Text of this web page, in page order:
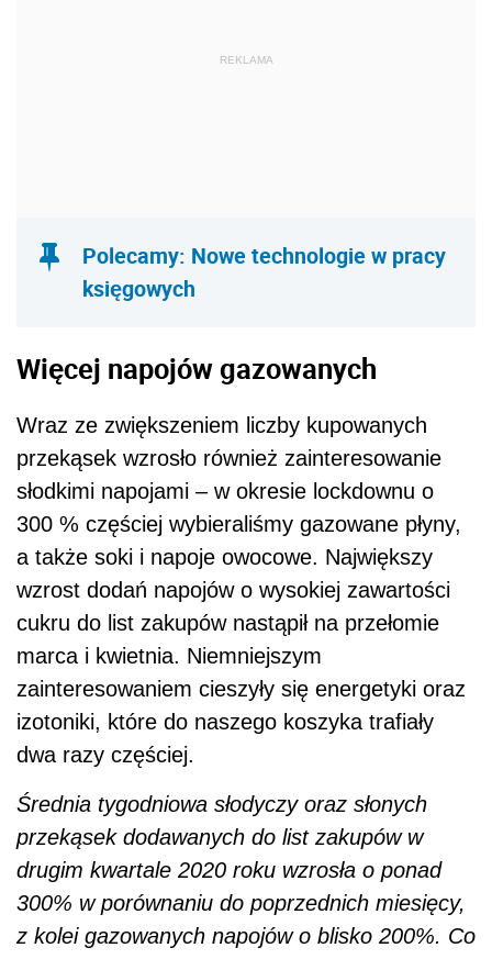
REKLAMA
Polecamy: Nowe technologie w pracy
księgowych
Więcej napojów gazowanych
Wraz ze zwiększeniem liczby kupowanych
przekąsek wzrosło również zainteresowanie
słodkimi napojami – w okresie lockdownu o
300 % częściej wybieraliśmy gazowane płyny,
a także soki i napoje owocowe. Największy
wzrost dodań napojów o wysokiej zawartości
cukru do list zakupów nastąpił na przełomie
marca i kwietnia. Niemniejszym
zainteresowaniem cieszyły się energetyki oraz
izotoniki, które do naszego koszyka trafiały
dwa razy częściej.
Średnia tygodniowa słodyczy oraz słonych
przekąsek dodawanych do list zakupów w
drugim kwartale 2020 roku wzrosła o ponad
300% w porównaniu do poprzednich miesięcy,
z kolei gazowanych napojów o blisko 200%. Co